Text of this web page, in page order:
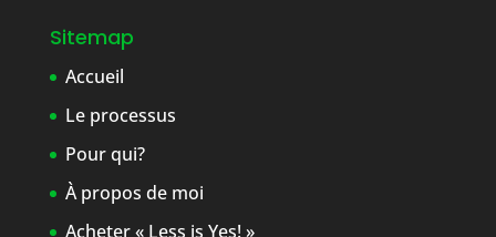
Sitemap
Accueil
Le processus
Pour qui?
À propos de moi
Acheter « Less is Yes! »